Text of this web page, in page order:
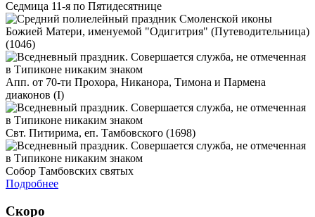
Седмица 11-я по Пятидесятнице
Смоленской иконы
Божией Матери, именуемой "Одигитрия" (Путеводительница)
(1046)
Апп. от 70-ти Прохора, Никанора, Тимона и Пармена
диаконов (I)
Свт. Питирима, еп. Тамбовского (1698)
Собор Тамбовских святых
Подробнее
Скоро